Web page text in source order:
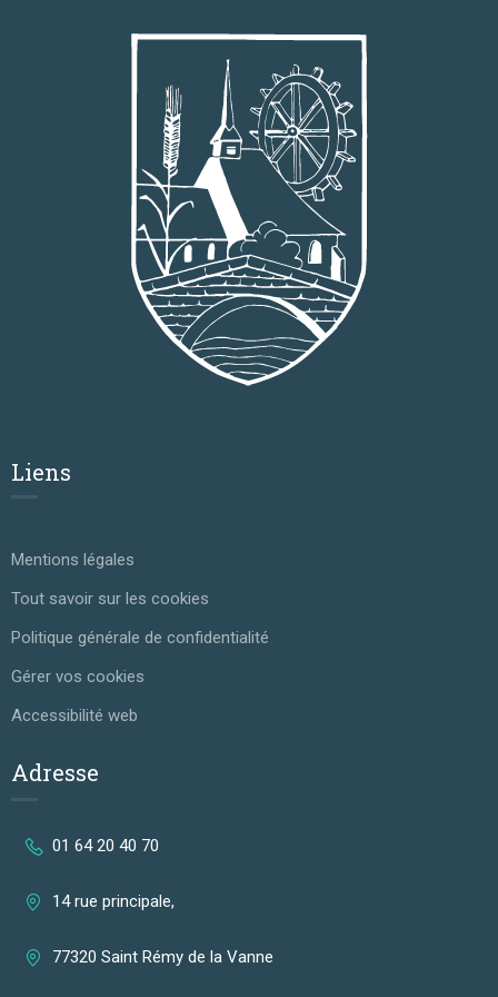
Liens
Mentions légales
Tout savoir sur les cookies
Politique générale de confidentialité
Gérer vos cookies
Accessibilité web
Adresse
01 64 20 40 70
14 rue principale,
77320 Saint Rémy de la Vanne